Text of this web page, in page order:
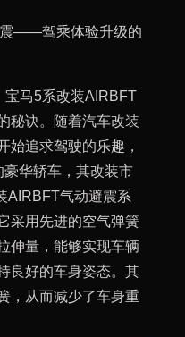
——驾乘体验升级的
宝马5系改装AIRBFT
诀。随着汽车改装
始追求驾驶的乐趣，
华轿车，其改装市
AIRBFT气动避震系
采用先进的空气弹簧
伸量，能够实现车辆
良好的车身姿态。其
，从而减少了车身重